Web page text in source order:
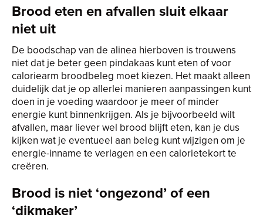
Brood eten en afvallen sluit elkaar
niet uit
De boodschap van de alinea hierboven is trouwens
niet dat je beter geen pindakaas kunt eten of voor
caloriearm broodbeleg moet kiezen. Het maakt alleen
duidelijk dat je op allerlei manieren aanpassingen kunt
doen in je voeding waardoor je meer of minder
energie kunt binnenkrijgen. Als je bijvoorbeeld wilt
afvallen, maar liever wel brood blijft eten, kan je dus
kijken wat je eventueel aan beleg kunt wijzigen om je
energie-inname te verlagen en een calorietekort te
creëren.
Brood is niet ‘ongezond’ of een
‘dikmaker’